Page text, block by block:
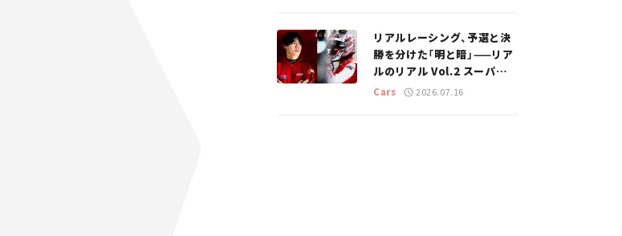
リアルレーシング、予選と決
勝を分けた「明と暗」——リア
ルのリアル Vol.2 スーパー
GT 2026開幕戦 岡山国際サ
Cars 2026.07.16